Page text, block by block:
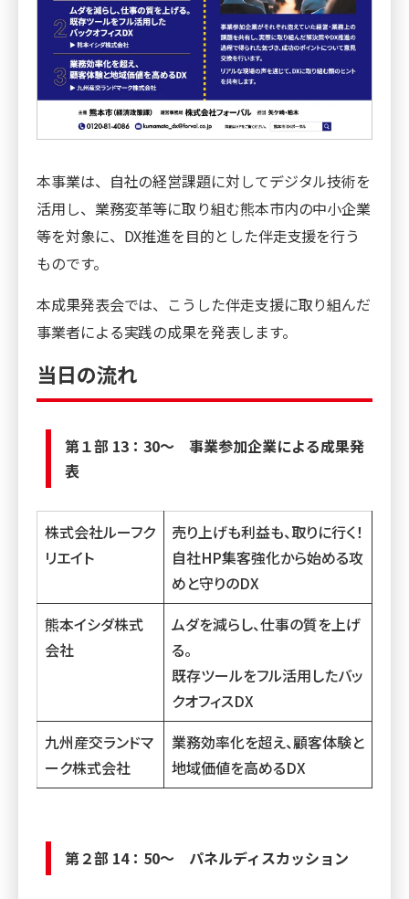
本事業は、自社の経営課題に対してデジタル技術を
活用し、業務変革等に取り組む熊本市内の中小企業
等を対象に、DX推進を目的とした伴走支援を行う
ものです。
本成果発表会では、こうした伴走支援に取り組んだ
事業者による実践の成果を発表します。
当日の流れ
第１部 13：30〜 事業参加企業による成果発
表
株式会社ルーフク
リエイト
売り上げも利益も、取りに行く！
自社HP集客強化から始める攻
めと守りのDX
熊本イシダ株式
会社
ムダを減らし、仕事の質を上げ
る。
既存ツールをフル活用したバッ
クオフィスDX
九州産交ランドマ
ーク株式会社
業務効率化を超え、顧客体験と
地域価値を高めるDX
第２部 14：50〜 パネルディスカッション